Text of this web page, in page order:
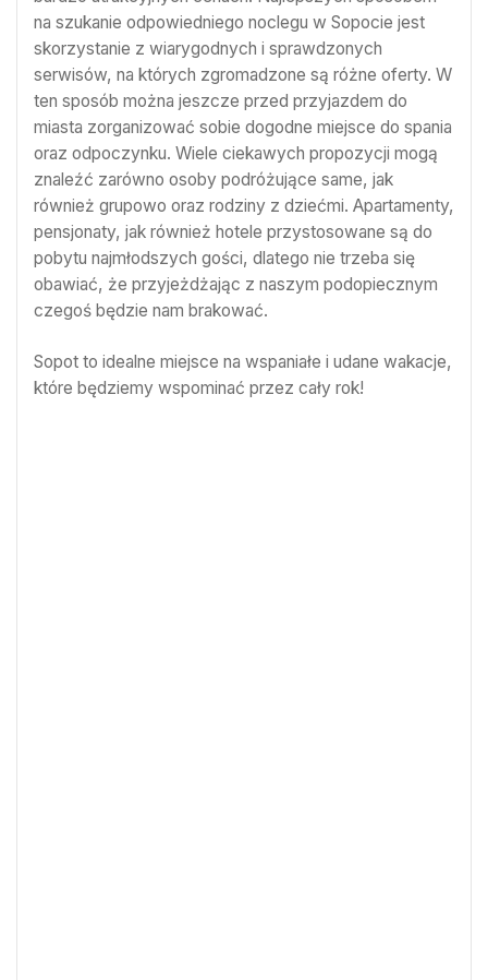
na szukanie odpowiedniego noclegu w Sopocie jest
skorzystanie z wiarygodnych i sprawdzonych
serwisów, na których zgromadzone są różne oferty. W
ten sposób można jeszcze przed przyjazdem do
miasta zorganizować sobie dogodne miejsce do spania
oraz odpoczynku. Wiele ciekawych propozycji mogą
znaleźć zarówno osoby podróżujące same, jak
również grupowo oraz rodziny z dziećmi. Apartamenty,
pensjonaty, jak również hotele przystosowane są do
pobytu najmłodszych gości, dlatego nie trzeba się
obawiać, że przyjeżdżając z naszym podopiecznym
czegoś będzie nam brakować.
Sopot to idealne miejsce na wspaniałe i udane wakacje,
które będziemy wspominać przez cały rok!